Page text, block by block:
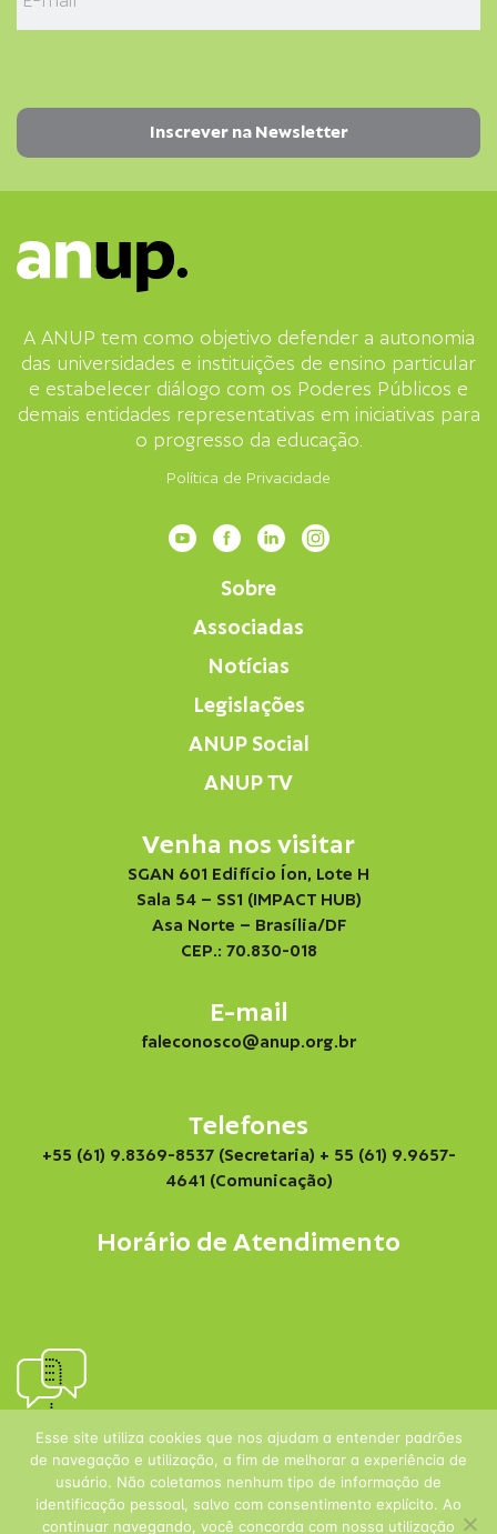
A ANUP tem como objetivo defender a autonomia
das universidades e instituições de ensino particular
e estabelecer diálogo com os Poderes Públicos e
demais entidades representativas em iniciativas para
o progresso da educação.
Política de Privacidade
Sobre
Associadas
Notícias
Legislações
ANUP Social
ANUP TV
Venha nos visitar
SGAN 601 Edifício Íon, Lote H
Sala 54 – SS1 (IMPACT HUB)
Asa Norte – Brasília/DF
CEP.: 70.830-018
E-mail
faleconosco@anup.org.br
Telefones
+55 (61) 9.8369-8537 (Secretaria) + 55 (61) 9.9657-
4641 (Comunicação)
Horário de Atendimento
Esse site utiliza cookies que nos ajudam a entender padrões
de navegação e utilização, a fim de melhorar a experiência de
usuário. Não coletamos nenhum tipo de informação de
identificação pessoal, salvo com consentimento explícito. Ao
continuar navegando, você concorda com nossa utilização